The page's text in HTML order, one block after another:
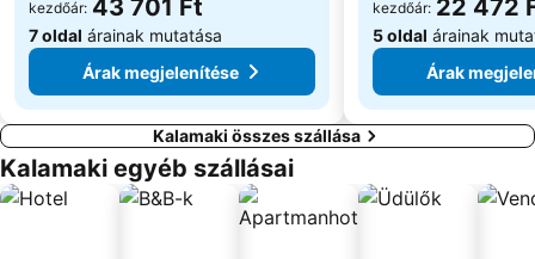
kezdőár: 43 701 Ft
7 oldal árainak mutatása
Árak megjelenítése
kezdőár: 22 472
5 oldal árainak
Árak
Kalamaki összes szállása
Kalamaki egyéb szállásai